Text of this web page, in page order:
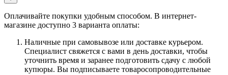
Оплачивайте покупки удобным способом. В интернет-
магазине доступно 3 варианта оплаты:
Наличные при самовывозе или доставке курьером.
Специалист свяжется с вами в день доставки, чтобы
уточнить время и заранее подготовить сдачу с любой
купюры. Вы подписываете товаросопроводительные